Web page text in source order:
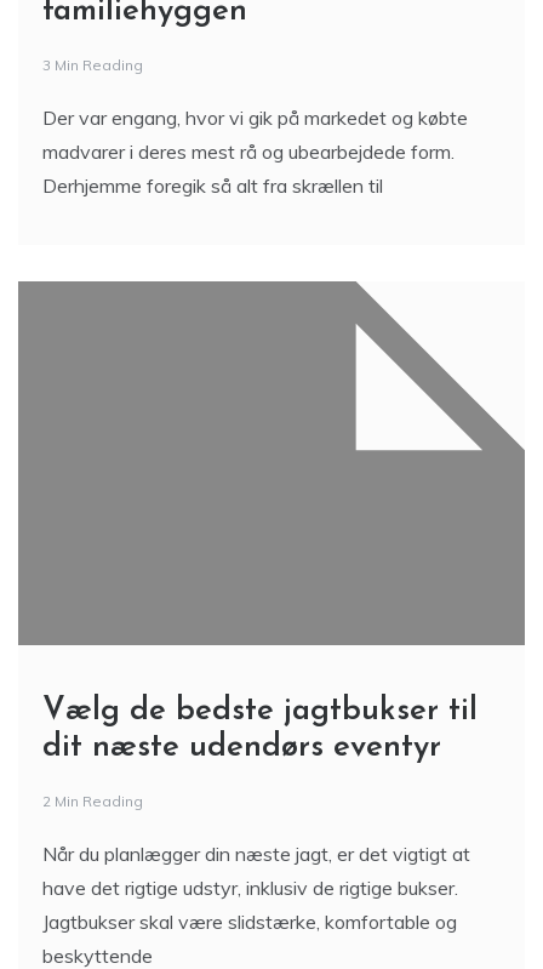
familiehyggen
3 Min Reading
Der var engang, hvor vi gik på markedet og købte
madvarer i deres mest rå og ubearbejdede form.
Derhjemme foregik så alt fra skrællen til
Vælg de bedste jagtbukser til
dit næste udendørs eventyr
2 Min Reading
Når du planlægger din næste jagt, er det vigtigt at
have det rigtige udstyr, inklusiv de rigtige bukser.
Jagtbukser skal være slidstærke, komfortable og
beskyttende